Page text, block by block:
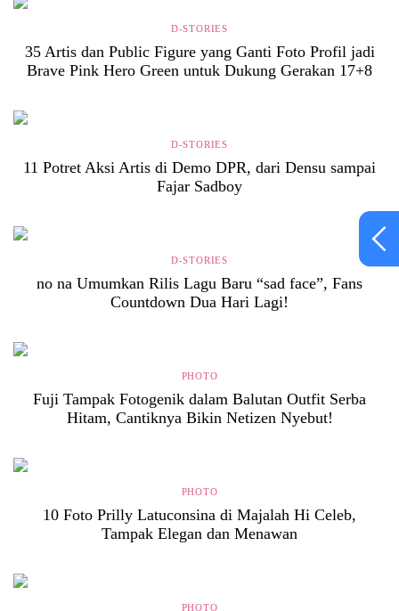
D-STORIES
35 Artis dan Public Figure yang Ganti Foto Profil jadi
Brave Pink Hero Green untuk Dukung Gerakan 17+8
D-STORIES
11 Potret Aksi Artis di Demo DPR, dari Densu sampai
Fajar Sadboy
D-STORIES
no na Umumkan Rilis Lagu Baru “sad face”, Fans
Countdown Dua Hari Lagi!
PHOTO
Fuji Tampak Fotogenik dalam Balutan Outfit Serba
Hitam, Cantiknya Bikin Netizen Nyebut!
PHOTO
10 Foto Prilly Latuconsina di Majalah Hi Celeb,
Tampak Elegan dan Menawan
PHOTO